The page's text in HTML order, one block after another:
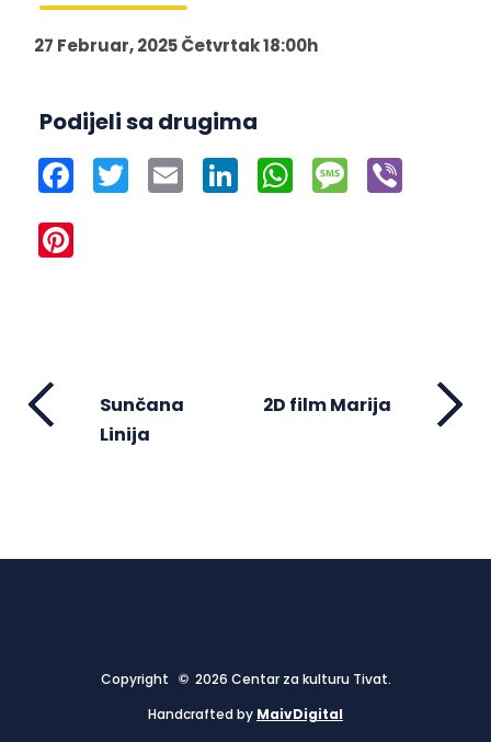
27 Februar, 2025 Četvrtak 18:00h
Podijeli sa drugima
Facebook
Twitter Email LinkedInWhatsApp
Message
Sunčana
Linija
2D film Marija
Copyright © 2026 Centar za kulturu Tivat.
Handcrafted by MaivDigital